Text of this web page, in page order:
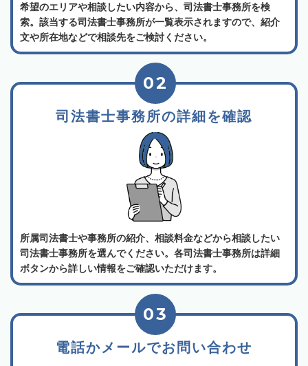
希望のエリアや相談したい内容から、司法書士事務所を検
索。該当する司法書士事務所が一覧表示されますので、紹介
文や所在地などで相談先をご検討ください。
司法書士事務所の詳細を確認
02
所属司法書士や事務所の紹介、相談料金などから相談したい
司法書士事務所を選んでください。各司法書士事務所は詳細
ボタンから詳しい情報をご確認いただけます。
電話かメールでお問い合わせ
03